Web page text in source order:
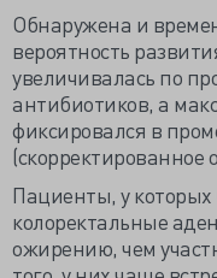
Обнаружена и
вероятность
увеличивалась по
антибиотиков, а
фиксировался в
(скорректированное
Пациенты, у
колоректальные
ожирению, чем